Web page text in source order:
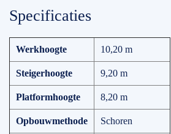
Specificaties
Werkhoogte 10,20 m
Steigerhoogte 9,20 m
Platformhoogte 8,20 m
Opbouwmethode Schoren